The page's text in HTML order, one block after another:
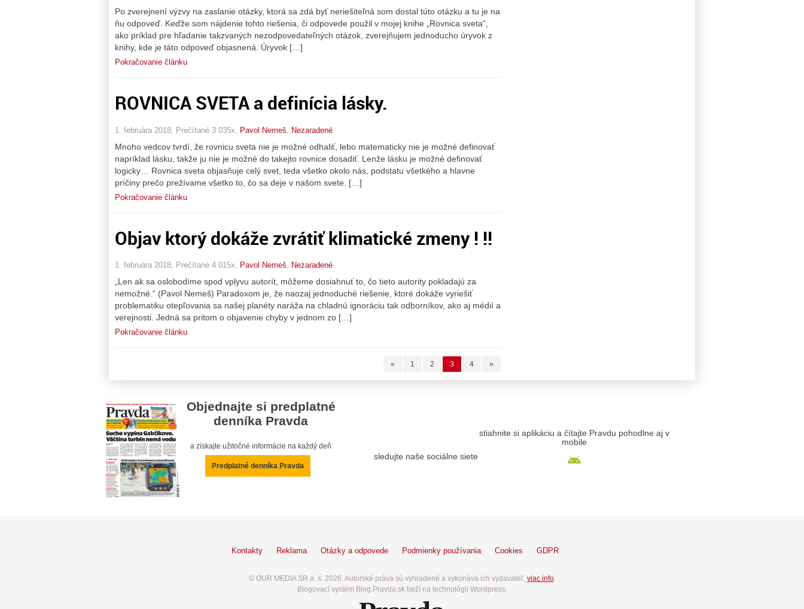
Po zverejnení výzvy na zaslanie otázky, ktorá sa zdá byť neriešiteľná som dostal túto otázku a tu je na
ňu odpoveď. Keďže som nájdenie tohto riešenia, či odpovede použil v mojej knihe „Rovnica sveta“,
ako príklad pre hľadanie takzvaných nezodpovedateľných otázok, zverejňujem jednoducho úryvok z
knihy, kde je táto odpoveď objasnená. Úryvok […]
Pokračovanie článku
ROVNICA SVETA a definícia lásky.
1. februára 2018, Prečítané 3 035x, Pavol Nemeš Nezaradené
Mnoho vedcov tvrdí, že rovnicu sveta nie je možné odhaliť, lebo matematicky nie je možné definovať
napríklad lásku, takže ju nie je možné do takejto rovnice dosadiť. Lenže lásku je možné definovať
logicky… Rovnica sveta objasňuje celý svet, teda všetko okolo nás, podstatu všetkého a hlavne
príčiny prečo prežívame všetko to, čo sa deje v našom svete. […]
Pokračovanie článku
Objav ktorý dokáže zvrátiť klimatické zmeny ! !!
1. februára 2018, Prečítané 4 015x, Pavol Nemeš, Nezaradené
„Len ak sa oslobodíme spod vplyvu autorít, môžeme dosiahnuť to, čo tieto autority pokladajú za
nemožné.“ (Pavol Nemeš) Paradoxom je, že naozaj jednoduché riešenie, ktoré dokáže vyriešiť
problematiku otepľovania sa našej planéty naráža na chladnú ignoráciu tak odborníkov, ako aj médií a
verejnosti. Jedná sa pritom o objavenie chyby v jednom zo […]
Pokračovanie článku
« 1 2 3 4 »
Objednajte si predplatné
denníka Pravda
a získajte užitočné informácie na každý deň
Predplatné denníka Pravda
sledujte naše sociálne siete
stiahnite si aplikáciu a čítajte Pravdu pohodlne aj v
mobile
Kontakty Reklama Otázky a odpovede Podmienky používania Cookies GDPR
© OUR MEDIA SR a. s. 2026. Autorské práva sú vyhradené a vykonáva ich vydavateľ, viac info.
Blogovací systém Blog.Pravda.sk beží na technológií Wordpress.